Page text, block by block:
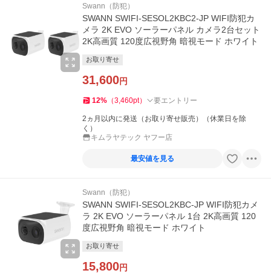
Swann（防犯）
SWANN SWIFI-SESOL2KBC2-JP WIFI防犯カ
メラ 2K EVO ソーラーパネル カメラ2台セット
2K高画質 120度広視野角 暗視モード ホワイト
お取り寄せ
31,600円
12% （3,460pt） 要エントリー
2ヵ月以内に発送（お取り寄せ販売）（休業日を除
く）
キムラヤテック ヤフー店
最安値を見る
Swann（防犯）
SWANN SWIFI-SESOL2KBC-JP WIFI防犯カメ
ラ 2K EVO ソーラーパネル 1台 2K高画質 120
度広視野角 暗視モード ホワイト
お取り寄せ
15,800円